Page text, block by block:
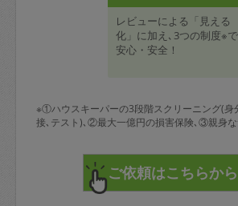
レビューによる「見える
化」に加え､3つの制度※で
安心・安全！
※①ハウスキーパーの3段階スクリーニング(身
接､テスト)､②最大一億円の損害保険､③親身